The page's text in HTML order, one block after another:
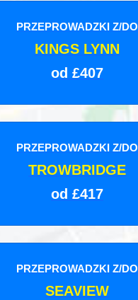
PRZEPROWADZKI Z/DO
KINGS LYNN
od £407
PRZEPROWADZKI Z/DO
TROWBRIDGE
od £417
PRZEPROWADZKI Z/DO
SEAVIEW